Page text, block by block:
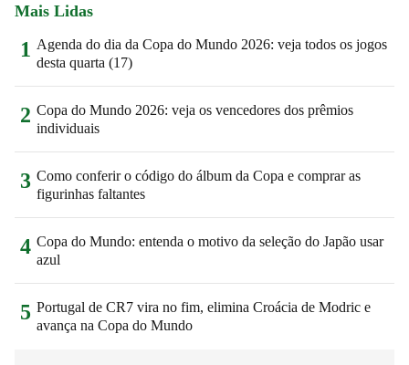
Mais Lidas
1 Agenda do dia da Copa do Mundo 2026: veja todos os jogos
desta quarta (17)
2 Copa do Mundo 2026: veja os vencedores dos prêmios
individuais
3 Como conferir o código do álbum da Copa e comprar as
figurinhas faltantes
4 Copa do Mundo: entenda o motivo da seleção do Japão usar
azul
5 Portugal de CR7 vira no fim, elimina Croácia de Modric e
avança na Copa do Mundo